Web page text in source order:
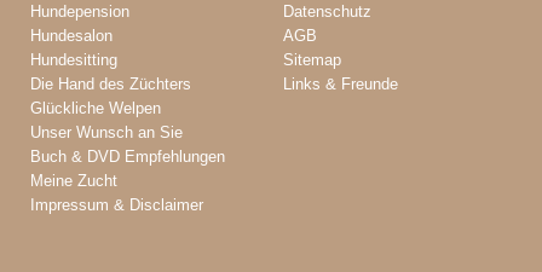
Hundepension
Hundesalon
Hundesitting
Die Hand des Züchters
Glückliche Welpen
Unser Wunsch an Sie
Buch & DVD Empfehlungen
Meine Zucht
Impressum & Disclaimer
Datenschutz
AGB
Sitemap
Links & Freunde